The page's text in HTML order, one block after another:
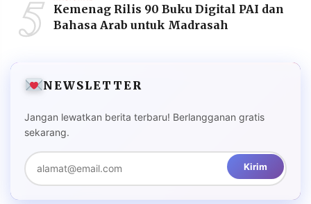
5
Kemenag Rilis 90 Buku Digital PAI dan
Bahasa Arab untuk Madrasah
NEWSLETTER
Jangan lewatkan berita terbaru! Berlangganan gratis
sekarang.
Kirim